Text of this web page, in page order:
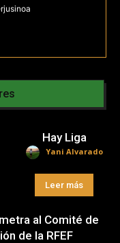
Hay Liga
Yani Alvarado
Leer más
al Comité de
de la RFEF